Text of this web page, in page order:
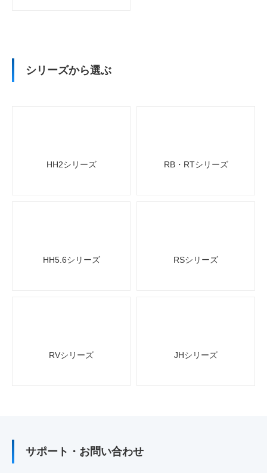
シリーズから選ぶ
HH2シリーズ RB・RTシリーズ
HH5.6シリーズ RSシリーズ
RVシリーズ JHシリーズ
サポート・お問い合わせ